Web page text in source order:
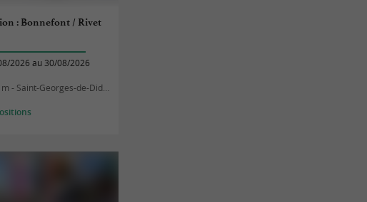
: Bonnefont / Rivet
2026 au 30/08/2026
- Saint-Georges-de-Didonne